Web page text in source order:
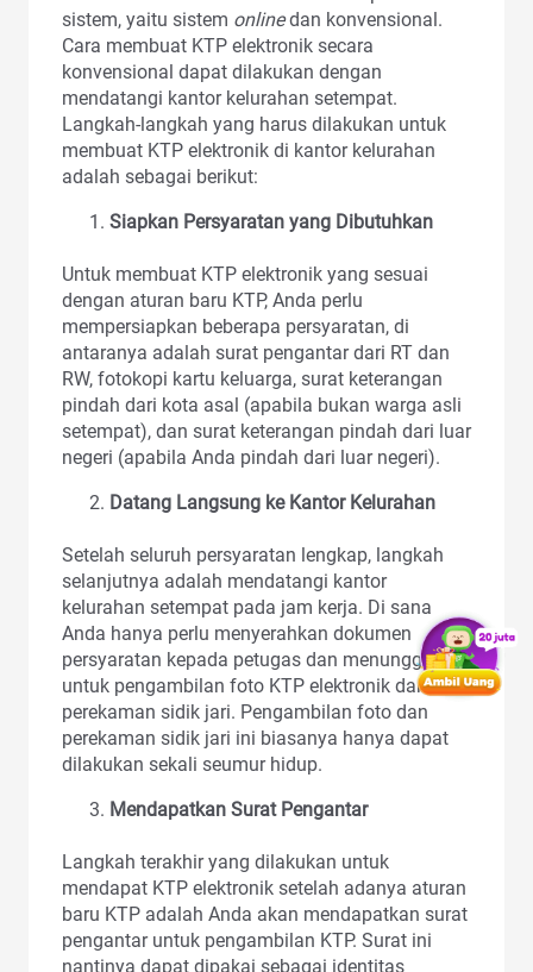
sistem, yaitu sistem onlinedan konvensional.
Cara membuat KTP elektronik secara
konvensional dapat dilakukan dengan
mendatangi kantor kelurahan setempat.
Langkah-langkah yang harus dilakukan untuk
membuat KTP elektronik di kantor kelurahan
adalah sebagai berikut:
Siapkan Persyaratan yang Dibutuhkan
Untuk membuat KTP elektronik yang sesuai
dengan aturan baru KTP, Anda perlu
mempersiapkan beberapa persyaratan, di
antaranya adalah surat pengantar dari RT dan
RW, fotokopi kartu keluarga, surat keterangan
pindah dari kota asal (apabila bukan warga asli
setempat), dan surat keterangan pindah dari luar
negeri (apabila Anda pindah dari luar negeri).
Datang Langsung ke Kantor Kelurahan
Setelah seluruh persyaratan lengkap, langkah
selanjutnya adalah mendatangi kantor
kelurahan setempat pada jam kerja. Di sana
Anda hanya perlu menyerahkan dokumen
persyaratan kepada petugas dan menunggu
untuk pengambilan foto KTP elektronik dan
perekaman sidik jari. Pengambilan foto dan
perekaman sidik jari ini biasanya hanya dapat
dilakukan sekali seumur hidup.
Mendapatkan Surat Pengantar
Langkah terakhir yang dilakukan untuk
mendapat KTP elektronik setelah adanya aturan
baru KTP adalah Anda akan mendapatkan surat
pengantar untuk pengambilan KTP. Surat ini
nantinya dapat dipakai sebagai identitas